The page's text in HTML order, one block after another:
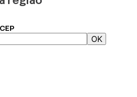
OK
MARVEL